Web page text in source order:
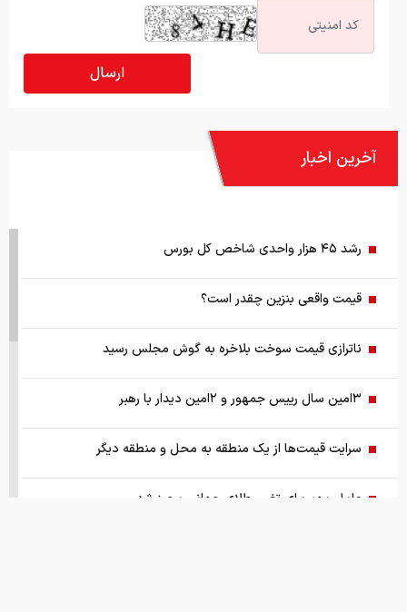
آخرین اخبار
رشد ۴۵ هزار واحدی شاخص کل بورس
قیمت واقعی بنزین چقدر است؟
ناترازی قیمت سوخت بلاخره به گوش مجلس رسید
۳امین سال رییس جمهور و ۲امین دیدار با رهبر
سرایت قیمت‌ها از یک منطقه به محل و منطقه دیگر
عامل مهم برای تغییر طلای جهانی محرز شد